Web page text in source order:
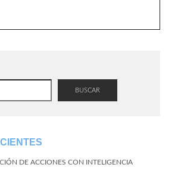
BUSCAR
DE ACCIONES CON INTELIGENCIA